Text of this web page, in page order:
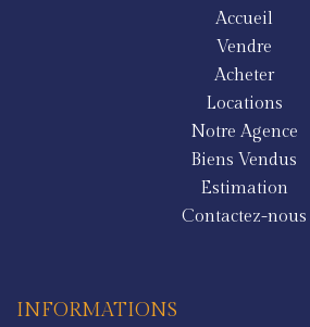
Accueil
Vendre
Acheter
Locations
Notre Agence
Biens Vendus
Estimation
Contactez-nous
INFORMATIONS